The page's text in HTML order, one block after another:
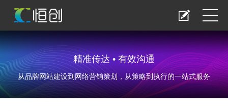
精准传达 • 有效沟通
从品牌网站建设到网络营销策划，从策略到执行的一站式服务